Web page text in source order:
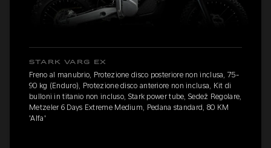
STARK VARG EX
Freno al manubrio, Protezione disco posteriore non inclusa, 75-
90 kg (Enduro), Protezione disco anteriore non inclusa, Kit di
bulloni in titanio non incluso, Stark power tube, Sedež Regolare,
Metzeler 6 Days Extreme Medium, Pedana standard, 80 KM
'Alfa'